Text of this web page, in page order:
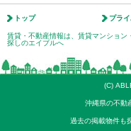
トップ プラ
賃貸・不動産情報は、賃貸マンショ
探しのエイブルへ
(C)
沖縄県の不動
過去の掲載物件も